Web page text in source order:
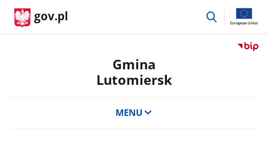
gov.pl
przejdź
Przejdź
Gmina
Lutomiersk
MENU